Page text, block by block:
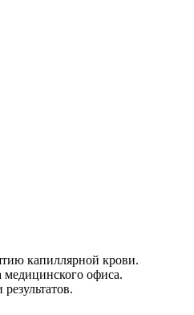
капиллярной крови.
медицинского офиса.